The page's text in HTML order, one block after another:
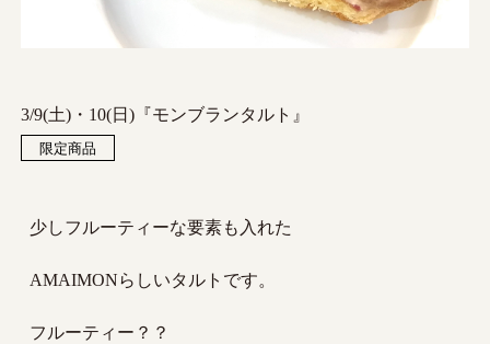
3/9(土)・10(日)『モンブランタルト』
限定商品
少しフルーティーな要素も入れた
AMAIMONらしいタルトです。
フルーティー？？